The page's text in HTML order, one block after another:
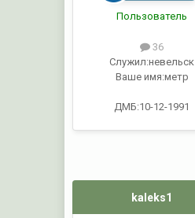
Пользователь
36
Служил:невельск
Ваше имя:метр
ДМБ:10-12-1991
kaleks1